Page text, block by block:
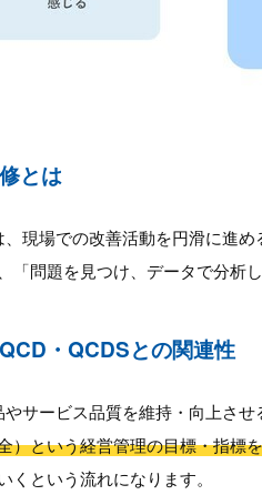
とは
現場での改善活動を円滑に進
「問題を見つけ、データで分析
・QCDSとの関連性
サービス品質を維持・向上させ
）という経営管理の目標・指標
くという流れになります。